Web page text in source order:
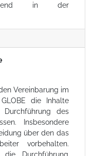
in der
Vereinbarung im
die Inhalte
des
Insbesondere
über den das
vorbehalten.